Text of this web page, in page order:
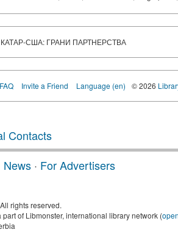
КАТАР-США: ГРАНИ ПАРТНЕРСТВА
FAQ Invite a Friend Language (en) © 2026
Contacts
News · For Advertisers
rights reserved.
of Libmonster, international library network (